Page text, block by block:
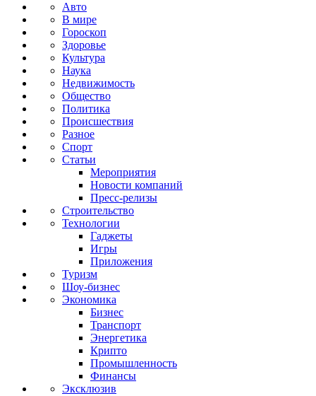
Авто
В мире
Гороскоп
Здоровье
Культура
Наука
Недвижимость
Общество
Политика
Происшествия
Разное
Спорт
Статьи
Мероприятия
Новости компаний
Пресс-релизы
Строительство
Технологии
Гаджеты
Игры
Приложения
Туризм
Шоу-бизнес
Экономика
Бизнес
Транспорт
Энергетика
Крипто
Промышленность
Финансы
Эксклюзив